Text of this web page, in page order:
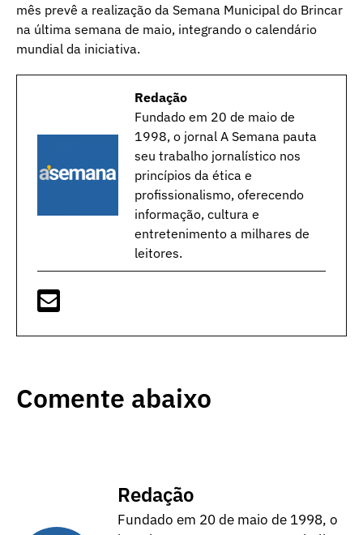
mês prevê a realização da Semana Municipal do Brincar
na última semana de maio, integrando o calendário
mundial da iniciativa.
Redação
Fundado em 20 de maio de
1998, o jornal A Semana pauta
seu trabalho jornalístico nos
princípios da ética e
profissionalismo, oferecendo
informação, cultura e
entretenimento a milhares de
leitores.
Comente abaixo
Redação
Fundado em 20 de maio de 1998, o